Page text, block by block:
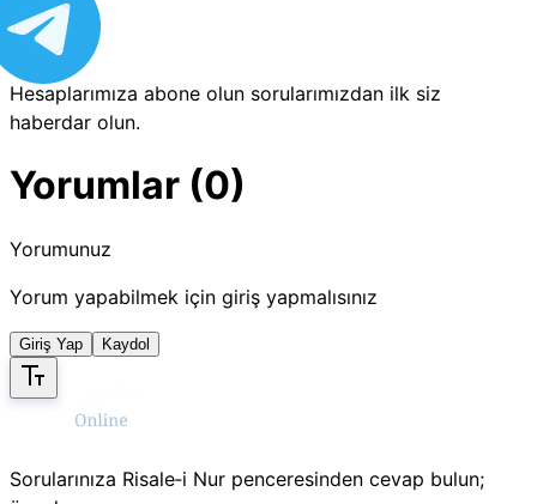
Hesaplarımıza abone olun sorularımızdan ilk siz
haberdar olun.
Yorumlar (0)
Yorumunuz
Yorum yapabilmek için giriş yapmalısınız
Giriş Yap Kaydol
Sorularınıza Risale‑i Nur penceresinden cevap bulun;